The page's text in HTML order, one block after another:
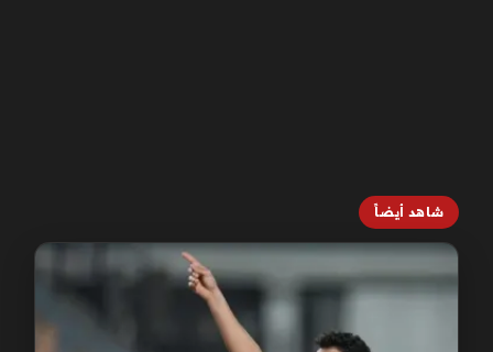
شاهد أيضاً